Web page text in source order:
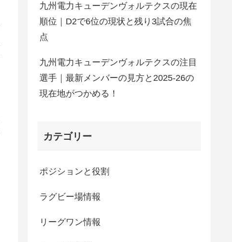
九州電力キューデンヴォルテクスの現在
順位｜D2で6位の現状と残り3試合の焦
点
九州電力キューデンヴォルテクスの注目
選手｜最新メンバーの見方と2025-26の
現在地がつかめる！
カテゴリー
ポジションと役割
ラグビー場情報
リーグワン情報